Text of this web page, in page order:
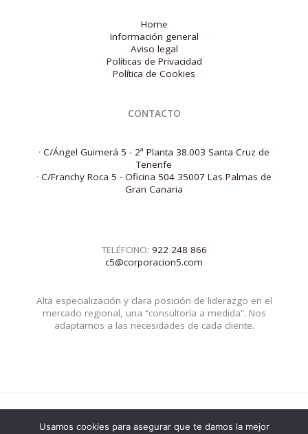
Home
Información general
Aviso legal
Políticas de Privacidad
Política de Cookies
CONTACTO
· C/Ángel Guimerá 5 - 2ª Planta 38.003 Santa Cruz de
Tenerife
· C/Franchy Roca 5 - Oficina 504 35007 Las Palmas de
Gran Canaria
TELÉFONO: 922 248 866
c5@corporacion5.com
Alta especialización y clara posición de liderazgo en el
mercado regional, una “consultoría a medida”. Nos
adaptamos a las necesidades de cada cliente.
© 2026 Corporacion5 | Powered by Corporacion5
Usamos cookies para asegurar que te damos la mejor